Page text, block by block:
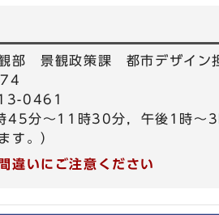
部 景観政策課 都市デザイン
0461
45分～11時30分，午後1時～
す。）
違いにご注意ください